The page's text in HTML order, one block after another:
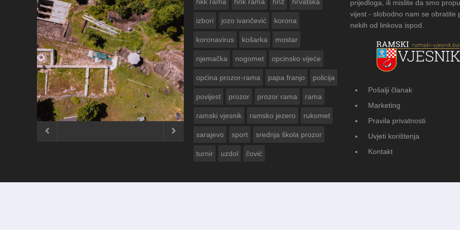
ČESTITKA RAMSKOG VJESNIKA ZA
 
izbori jozo ivančević korona
koronavirus košarka mostar
njemačka nogomet opcinsko vijeće
općina prozor-rama papa franjo policija
povijest prozor prozor rama rama
ramski vjesnik ramsko jezero rukomet
sarajevo sport srednja škola prozor
turnir uzdol čović
prijedloga, ili mislite da smo
vijest - slobodno nam se obratite
nekih od linkova ispod.
Pošalji članak
Marketing
Pravila privatnosti
Uvjeti korištenja
Kontakt